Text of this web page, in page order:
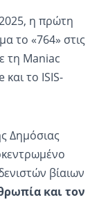
η πρώτη
το «764» στις
τη Maniac
το ISIS-
Δημόσιας
βίαιων
και τον